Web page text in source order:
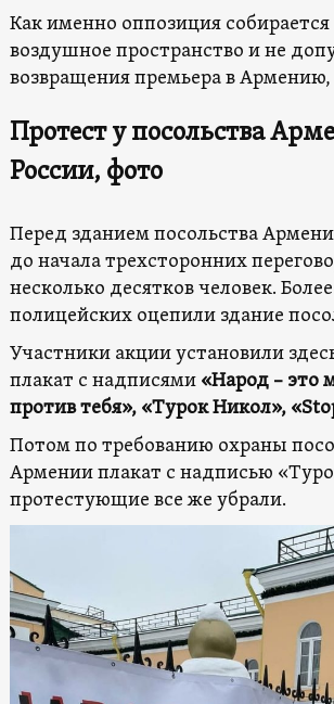
Как именно оппозиция
воздушное пространство и не
возвращения премьера в Армению,
Протест у посольства
России, фото
Перед зданием посольства
до начала трехсторонних
несколько десятков человек.
полицейских оцепили здание
Участники акции установили
плакат с надписями «Народ –
против тебя», «Турок Никол»,
Потом по требованию охраны
Армении плакат с надписью
протестующие все же убрали.